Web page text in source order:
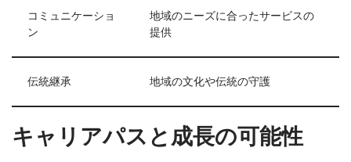
コミュニケーショ
ン
地域のニーズに合ったサービスの
提供
伝統継承 地域の文化や伝統の守護
キャリアパスと成長の可能性